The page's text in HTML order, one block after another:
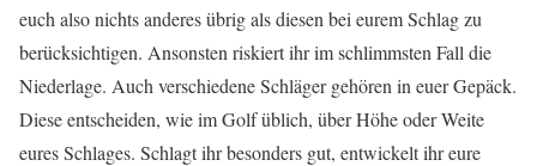
euch also nichts anderes übrig als diesen bei eurem Schlag zu
berücksichtigen. Ansonsten riskiert ihr im schlimmsten Fall die
Niederlage. Auch verschiedene Schläger gehören in euer Gepäck.
Diese entscheiden, wie im Golf üblich, über Höhe oder Weite
eures Schlages. Schlagt ihr besonders gut, entwickelt ihr eure